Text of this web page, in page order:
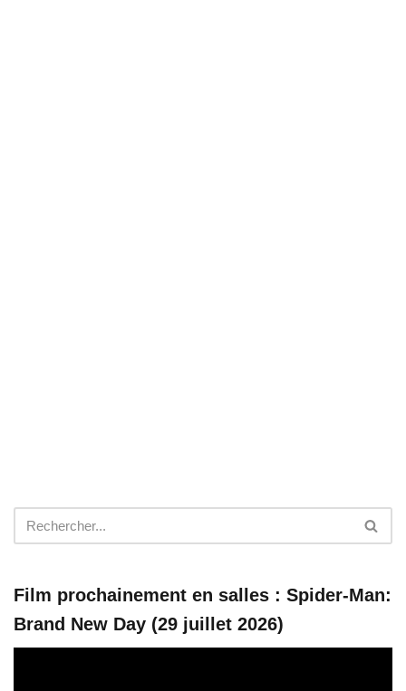
Film prochainement en salles : Spider-Man:
Brand New Day (29 juillet 2026)